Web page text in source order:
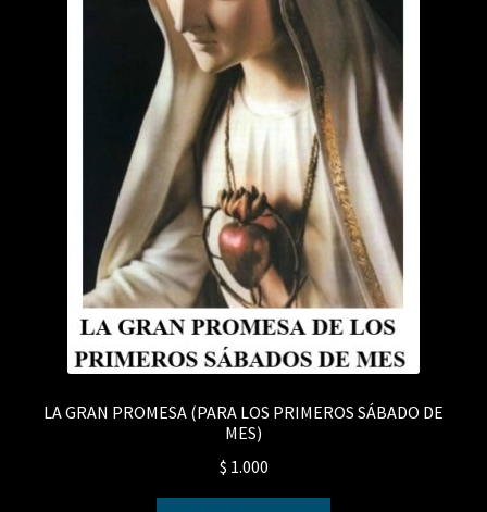
LA GRAN PROMESA (PARA LOS PRIMEROS SÁBADO DE
MES)
$ 1.000